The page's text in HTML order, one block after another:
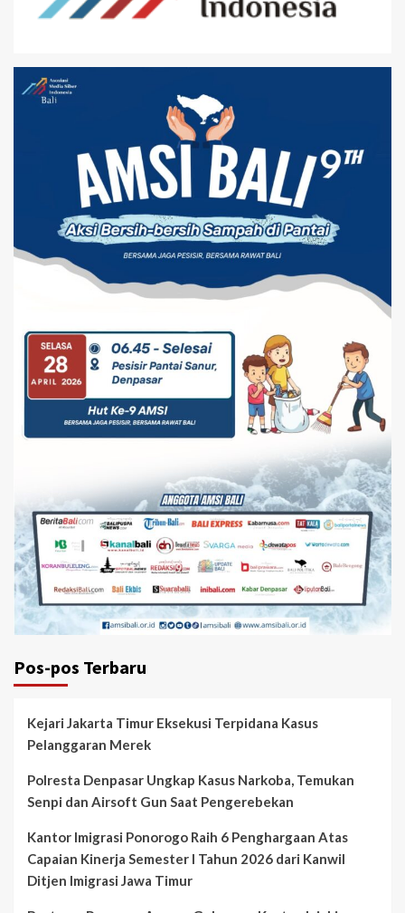
Pos-pos Terbaru
Kejari Jakarta Timur Eksekusi Terpidana Kasus
Pelanggaran Merek
Polresta Denpasar Ungkap Kasus Narkoba, Temukan
Senpi dan Airsoft Gun Saat Pengerebekan
Kantor Imigrasi Ponorogo Raih 6 Penghargaan Atas
Capaian Kinerja Semester I Tahun 2026 dari Kanwil
Ditjen Imigrasi Jawa Timur